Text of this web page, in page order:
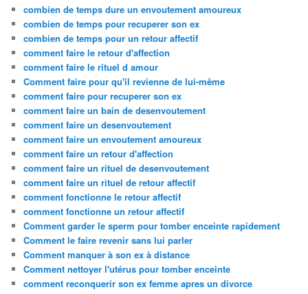
combien de temps dure un envoutement amoureux
combien de temps pour recuperer son ex
combien de temps pour un retour affectif
comment faire le retour d'affection
comment faire le rituel d amour
Comment faire pour qu'il revienne de lui-même
comment faire pour recuperer son ex
comment faire un bain de desenvoutement
comment faire un desenvoutement
comment faire un envoutement amoureux
comment faire un retour d'affection
comment faire un rituel de desenvoutement
comment faire un rituel de retour affectif
comment fonctionne le retour affectif
comment fonctionne un retour affectif
Comment garder le sperm pour tomber enceinte rapidement
Comment le faire revenir sans lui parler
Comment manquer à son ex à distance
Comment nettoyer l'utérus pour tomber enceinte
comment reconquerir son ex femme apres un divorce